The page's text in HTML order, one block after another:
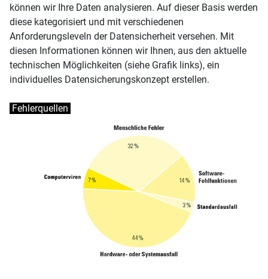
können wir Ihre Daten analysieren. Auf dieser Basis werden
diese kategorisiert und mit verschiedenen
Anforderungsleveln der Datensicherheit versehen. Mit
diesen Informationen können wir Ihnen, aus den aktuelle
technischen Möglichkeiten (siehe Grafik links), ein
individuelles Datensicherungskonzept erstellen.
Fehlerquellen